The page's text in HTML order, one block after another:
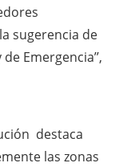
sugerencia de
Emergencia’’,
destaca
las zonas